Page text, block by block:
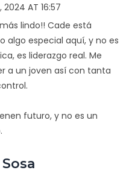
AT 16:57
lindo!! Cade está
algo especial aquí, y no es
es liderazgo real. Me
a un joven así con tanta
futuro, y no es un